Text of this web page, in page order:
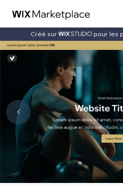
Créé sur pour les